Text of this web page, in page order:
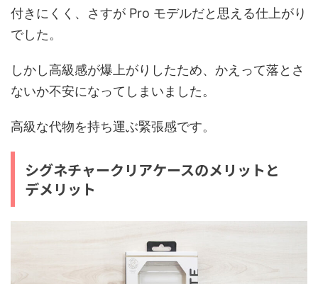
付きにくく、さすが Pro モデルだと思える仕上がり
でした。
しかし高級感が爆上がりしたため、かえって落とさ
ないか不安になってしまいました。
高級な代物を持ち運ぶ緊張感です。
シグネチャークリアケースのメリットと
デメリット